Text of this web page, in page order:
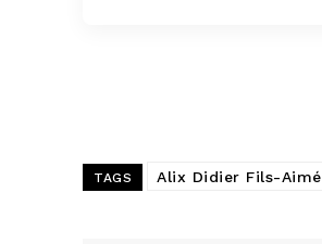
TAGS Alix Didier Fils-Aimé